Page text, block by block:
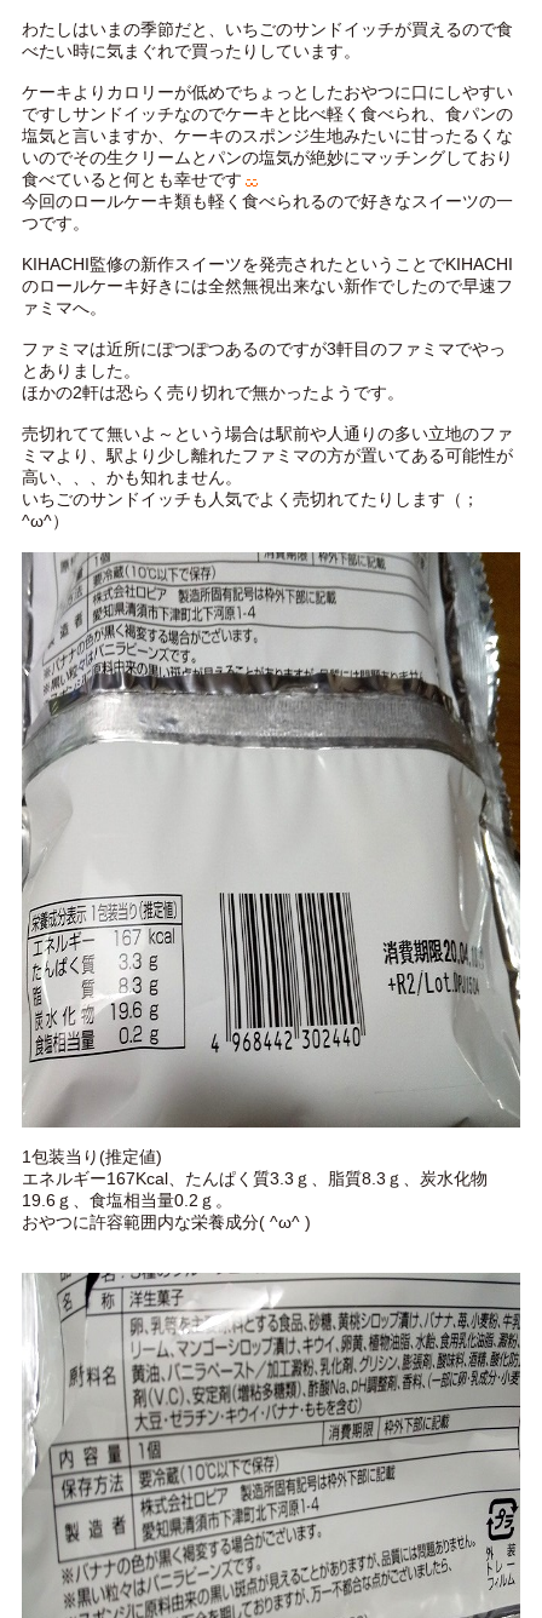
わたしはいまの季節だと、いちごのサンドイッチが買えるので食
べたい時に気まぐれで買ったりしています。
ケーキよりカロリーが低めでちょっとしたおやつに口にしやすい
ですしサンドイッチなのでケーキと比べ軽く食べられ、食パンの
塩気と言いますか、ケーキのスポンジ生地みたいに甘ったるくな
いのでその生クリームとパンの塩気が絶妙にマッチングしており
食べていると何とも幸せです
今回のロールケーキ類も軽く食べられるので好きなスイーツの一
つです。
KIHACHI監修の新作スイーツを発売されたということでKIHACHI
のロールケーキ好きには全然無視出来ない新作でしたので早速フ
ァミマへ。
ファミマは近所にぽつぽつあるのですが3軒目のファミマでやっ
とありました。
ほかの2軒は恐らく売り切れで無かったようです。
売切れてて無いよ～という場合は駅前や人通りの多い立地のファ
ミマより、駅より少し離れたファミマの方が置いてある可能性が
高い、、、かも知れません。
いちごのサンドイッチも人気でよく売切れてたりします（；
^ω^）
1包装当り(推定値)
エネルギー167Kcal、たんぱく質3.3ｇ、脂質8.3ｇ、炭水化物
19.6ｇ、食塩相当量0.2ｇ。
おやつに許容範囲内な栄養成分( ^ω^ )